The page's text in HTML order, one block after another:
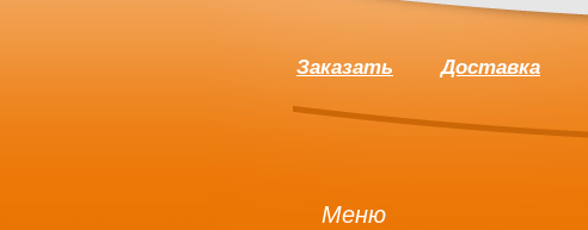
Заказать Доставка
Меню